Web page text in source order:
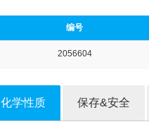
编号
2056604
化学性质 保存&安全